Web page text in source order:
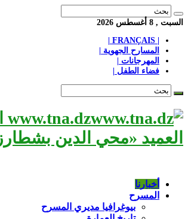
السبت , 8 أغسطس 2026
المسارح الجهوية |
المهرجانات |
فضاء الطفل |
العميد «محي الدين
أخبارنا
المسرح
بيوغرافيا مديري المسرح